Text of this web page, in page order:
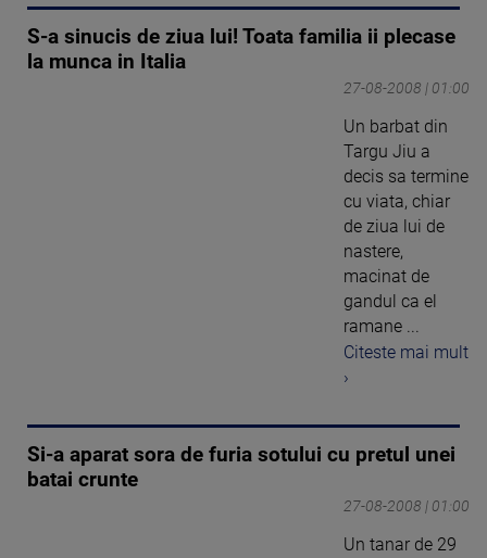
S-a sinucis de ziua lui! Toata familia ii plecase
la munca in Italia
27-08-2008 | 01:00
Un barbat din
Targu Jiu a
decis sa termine
cu viata, chiar
de ziua lui de
nastere,
macinat de
gandul ca el
ramane ...
Citeste mai mult
›
Si-a aparat sora de furia sotului cu pretul unei
batai crunte
27-08-2008 | 01:00
Un tanar de 29